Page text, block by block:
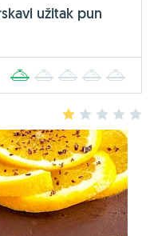
užitak pun
2 3 4
2 3 4